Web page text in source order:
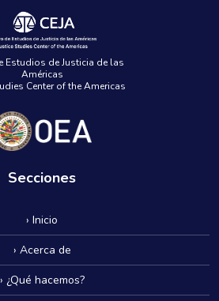
Estudios de Justicia de las
Américas
Center of the Americas
Secciones
› Inicio
› Acerca de
› ¿Qué hacemos?